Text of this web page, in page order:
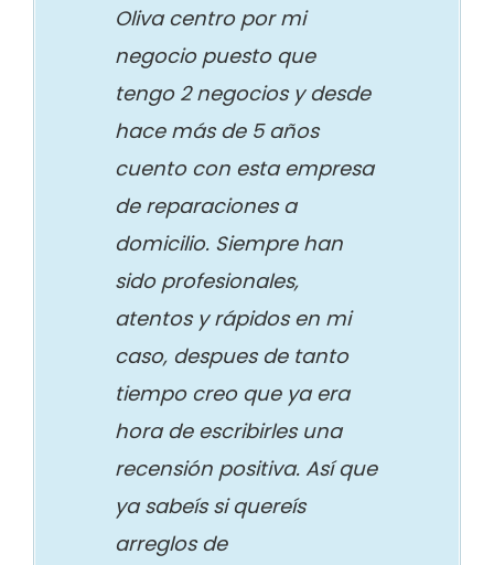
Oliva centro por mi
negocio puesto que
tengo 2 negocios y desde
hace más de 5 años
cuento con esta empresa
de reparaciones a
domicilio. Siempre han
sido profesionales,
atentos y rápidos en mi
caso, despues de tanto
tiempo creo que ya era
hora de escribirles una
recensión positiva. Así que
ya sabeís si quereís
arreglos de